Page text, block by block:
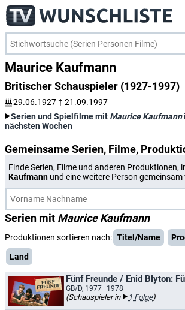
Maurice Kaufmann
Britischer Schauspieler (1927-1997)
29.06.1927 † 21.09.1997
Serien und Spielfilme mit Maurice Kaufmann
nächsten Wochen
Gemeinsame Serien, Filme,
Finde Serien, Filme und anderen Produktionen,
Kaufmann und eine weitere Person
Serien mit Maurice Kaufmann
Produktionen sortieren nach: Titel/Name
Land
Fünf Freunde / Enid Blyton:
GB/D, 1977–1978
(Schauspieler in 1 Folge)